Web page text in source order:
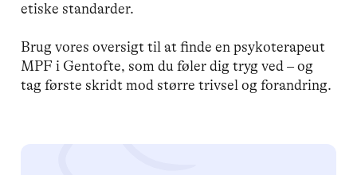
etiske standarder.
Brug vores oversigt til at finde en psykoterapeut
MPF i Gentofte, som du føler dig tryg ved – og
tag første skridt mod større trivsel og forandring.